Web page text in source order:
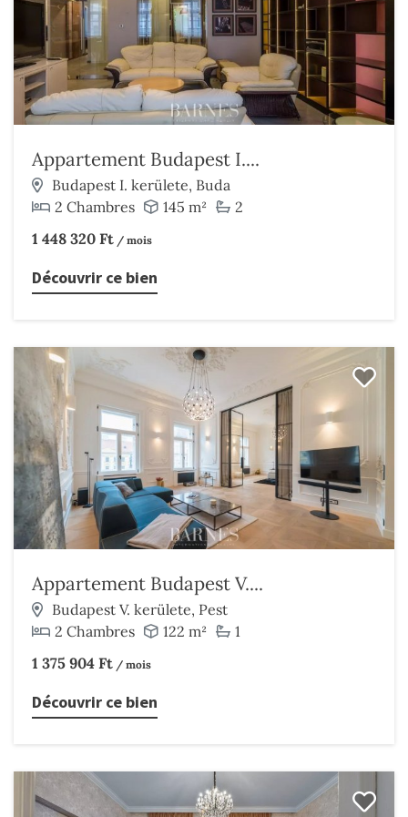
Appartement Budapest I....
Budapest I. kerülete, Buda
2 Chambres
145 m²
2
1 448 320 Ft / mois
Découvrir ce bien
Appartement Budapest V....
Budapest V. kerülete, Pest
2 Chambres
122 m²
1
1 375 904 Ft / mois
Découvrir ce bien